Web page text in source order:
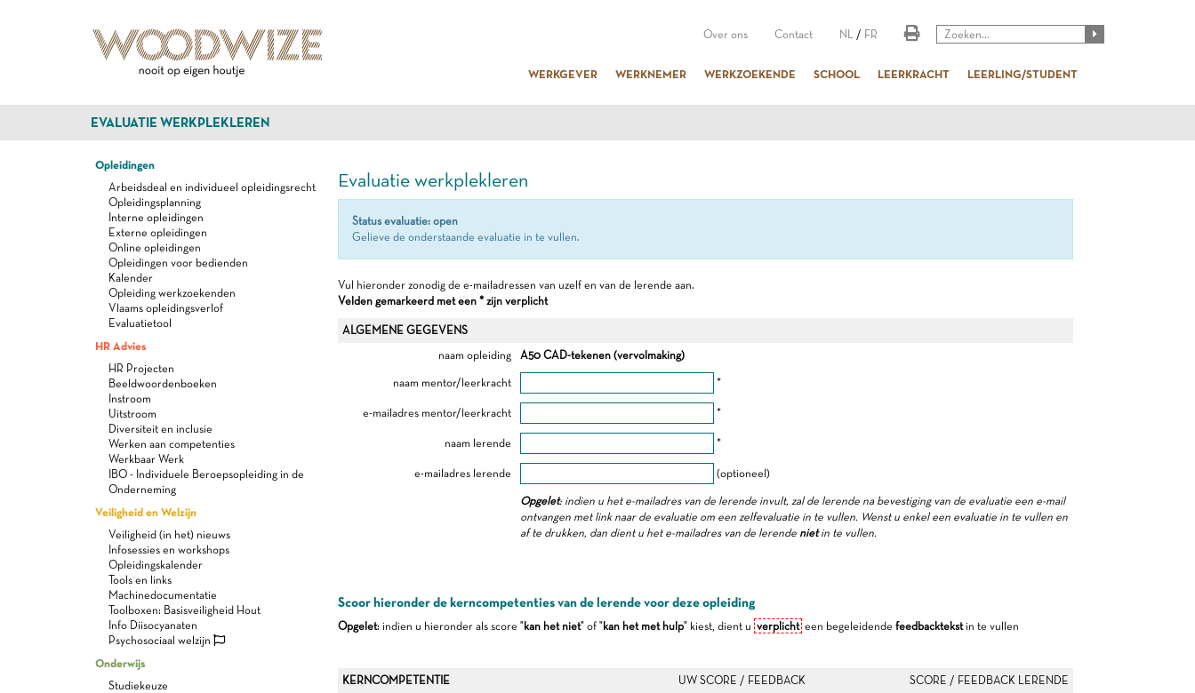
Over ons Contact NL / FR
WERKGEVER WERKNEMER WERKZOEKENDE SCHOOL LEERKRACHT LEERLING/STUDENT
EVALUATIE WERKPLEKLEREN
Opleidingen
Arbeidsdeal en individueel opleidingsrecht
Opleidingsplanning
Interne opleidingen
Externe opleidingen
Online opleidingen
Opleidingen voor bedienden
Kalender
Opleiding werkzoekenden
Vlaams opleidingsverlof
Evaluatietool
HR Advies
HR Projecten
Beeldwoordenboeken
Instroom
Uitstroom
Diversiteit en inclusie
Werken aan competenties
Werkbaar Werk
IBO - Individuele Beroepsopleiding in de
Onderneming
Veiligheid en Welzijn
Veiligheid (in het) nieuws
Infosessies en workshops
Opleidingskalender
Tools en links
Machinedocumentatie
Toolboxen: Basisveiligheid Hout
Info Diisocyanaten
Psychosociaal welzijn
Onderwijs
Studiekeuze
Evaluatie werkplekleren
Status evaluatie: open
Gelieve de onderstaande evaluatie in te vullen.
Vul hieronder zonodig de e-mailadressen van uzelf en van de lerende aan.
Velden gemarkeerd met een * zijn verplicht
ALGEMENE GEGEVENS
naam opleiding
A50 CAD-tekenen (vervolmaking)
naam mentor/leerkracht *
e-mailadres mentor/leerkracht *
naam lerende *
e-mailadres lerende (optioneel)
Opgelet: indien u het e-mailadres van de lerende invult, zal de lerende na bevestiging van de evaluatie een e-mail
ontvangen met link naar de evaluatie om een zelfevaluatie in te vullen. Wenst u enkel een evaluatie in te vullen en
af te drukken, dan dient u het e-mailadres van de lerende nietin te vullen.
Scoor hieronder de kerncompetenties van de lerende voor deze opleiding
Opgelet: indien u hieronder als score "kan het niet" of "kan het met hulp" kiest, dient u verplichteen begeleidende feedbacktekstin te vullen
KERNCOMPETENTIE UW SCORE / FEEDBACK
SCORE / FEEDBACK LERENDE